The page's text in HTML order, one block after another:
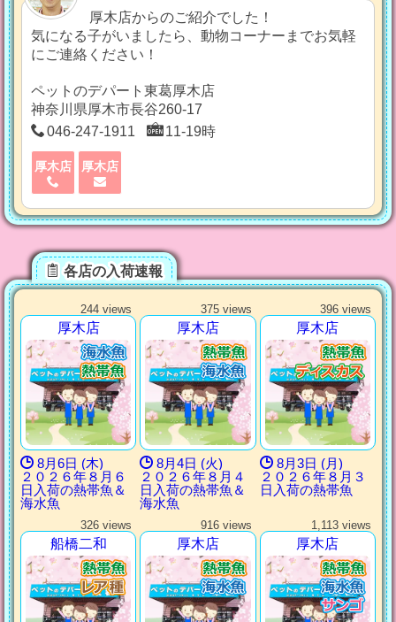
厚木店からのご紹介でした！
気になる子がいましたら、動物コーナーまでお気軽
にご連絡ください！
ペットのデパート東葛厚木店
神奈川県厚木市長谷260-17
046-247-1911
11-19時
厚木店 厚木店
各店の入荷速報
244 views
厚木店
8月6日 (木)
２０２６年８月６
日入荷の熱帯魚＆
海水魚
375 views
厚木店
8月4日 (火)
２０２６年８月４
日入荷の熱帯魚＆
海水魚
396 views
厚木店
8月3日 (月)
２０２６年８月３
日入荷の熱帯魚
326 views
船橋二和
916 views
厚木店
1,113 views
厚木店